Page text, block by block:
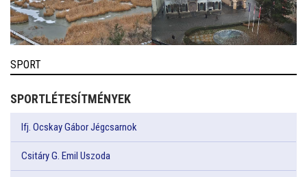
SPORT
SPORTLÉTESÍTMÉNYEK
Ifj. Ocskay Gábor Jégcsarnok
Csitáry G. Emil Uszoda